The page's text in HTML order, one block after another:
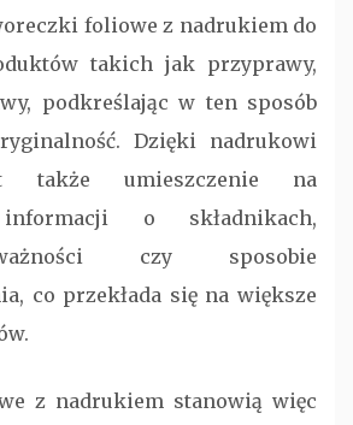
foliowe z nadrukiem do
takich jak przyprawy,
podkreślając w ten sposób
Dzięki nadrukowi
także umieszczenie na
o składnikach,
czy sposobie
co przekłada się na większe
z nadrukiem stanowią więc